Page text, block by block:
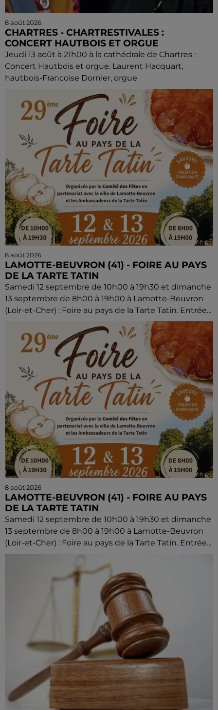
8 août 2026
CHARTRES - CHARTRESTIVALES :
CONCERT HAUTBOIS ET ORGUE
Jeudi 13 août à 21h00 à la cathédrale de Chartres :
Concert Hautbois et orgue. Laurent Hacquart,
hautbois-Francoise Dornier, orgue
8 août 2026
LAMOTTE-BEUVRON (41) - FOIRE AU PAYS
DE LA TARTE TATIN
Samedi 12 septembre de 10h00 à 19h30 et dimanche
13 septembre de 8h00 à 19h00 à Lamotte-Beuvron
(Loir-et-Cher) : Foire au pays de la Tarte Tatin. Entrée...
8 août 2026
LAMOTTE-BEUVRON (41) - FOIRE AU PAYS
DE LA TARTE TATIN
Samedi 12 septembre de 10h00 à 19h30 et dimanche
13 septembre de 8h00 à 19h00 à Lamotte-Beuvron
(Loir-et-Cher) : Foire au pays de la Tarte Tatin. Entrée...